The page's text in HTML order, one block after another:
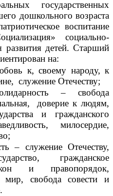
государственных
дошкольного возраста
воспитание
социально-
развития детей. Старший
на:
к, своему народу, к
служение Отечеству;
– свобода
доверие к людям,
и гражданского
милосердие,
– служение Отечеству,
гражданское
и правопорядок,
мир, свобода совести и